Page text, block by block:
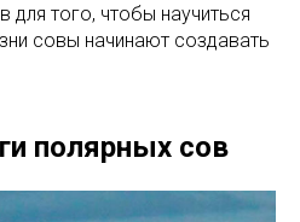
того, чтобы научиться
совы начинают создавать
полярных сов